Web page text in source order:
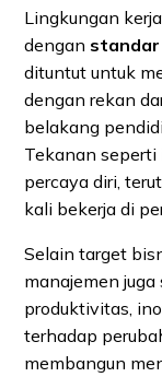
Lingkungan
dengan
dituntut untuk
dengan rekan
belakang
Tekanan seperti
percaya diri,
kali bekerja di
Selain target
manajemen
produktivitas,
terhadap
membangun